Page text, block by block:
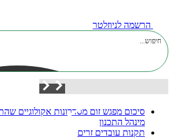
הרשמה לניוזלטר
סיכום מפגש זום מסדרונות אקולוגיים
מינהל התכנון
תקנות עובדים זרים